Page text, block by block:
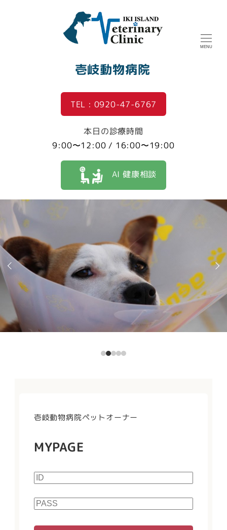
壱岐動物病院
MENU
TEL : 0920-47-6767
本日の診療時間
9:00〜12:00 / 16:00〜19:00
AI 健康相談
壱岐動物病院ペットオーナー
MYPAGE